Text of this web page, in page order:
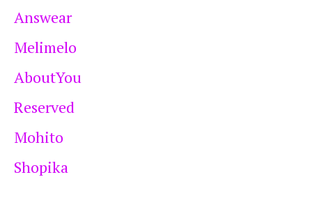
Answear
Melimelo
AboutYou
Reserved
Mohito
Shopika